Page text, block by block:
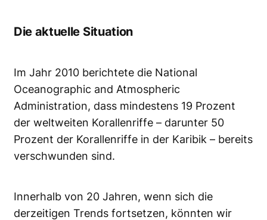
Die aktuelle Situation
Im Jahr 2010 berichtete die National
Oceanographic and Atmospheric
Administration, dass mindestens 19 Prozent
der weltweiten Korallenriffe – darunter 50
Prozent der Korallenriffe in der Karibik – bereits
verschwunden sind.
Innerhalb von 20 Jahren, wenn sich die
derzeitigen Trends fortsetzen, könnten wir